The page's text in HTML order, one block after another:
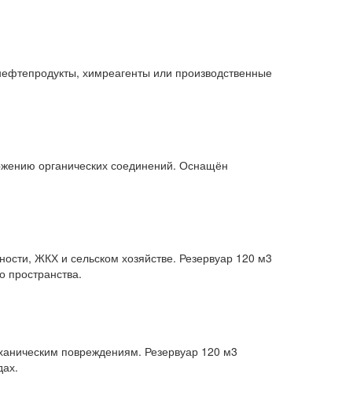
химреагенты или производственные
органических соединений. Оснащён
ЖКХ и сельском хозяйстве. Резервуар 120 м3
пространства.
повреждениям. Резервуар 120 м3